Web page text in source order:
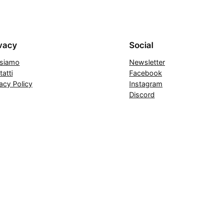
Policy
Social
Newsletter
Facebook
Instagram
Discord